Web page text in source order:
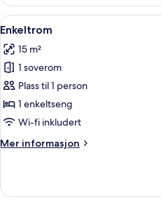
Room
Åpne
alle
bildene
av
Enkeltrom
5
Enkeltrom
15 m²
1 soverom
Plass til 1 person
1 enkeltseng
Wi-fi inkludert
Mer informasjon
Mer